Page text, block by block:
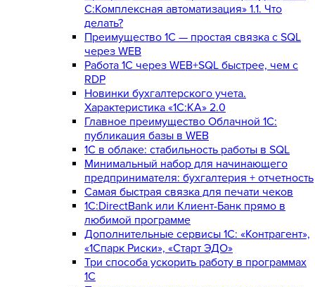
С:Комплексная автоматизация» 1.1. Что
делать?
Преимущество 1С — простая связка с SQL
через WEB
Работа 1С через WEB+SQL быстрее, чем с
RDP
Новинки бухгалтерского учета.
Характеристика «1С:КА» 2.0
Главное преимущество Облачной 1С:
публикация базы в WEB
1С в облаке: стабильность работы в SQL
Минимальный набор для начинающего
предпринимателя: бухгалтерия + отчетность
Самая быстрая связка для печати чеков
1С:DirectBank или Клиент-Банк прямо в
любимой программе
Дополнительные сервисы 1С: «Контрагент»,
«1Спарк Риски», «Старт ЭДО»
Три способа ускорить работу в программах
1С